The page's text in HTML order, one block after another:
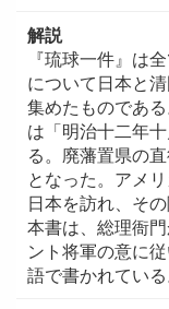
解説
『琉球一件』は
について日本と
集めたものであ
は「明治十二年
る。廃藩置県の
となった。アメ
日本を訪れ、そ
本書は、総理衙
ント将軍の意に
語で書かれてい